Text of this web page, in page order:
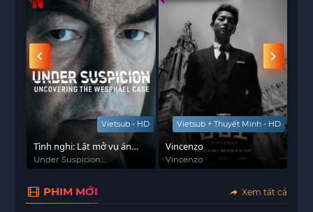
Đỗ Nhược Phỉ nghe lời thầy bói và quyết định
giúp Tuân Trường Hạo sớm tìm thấy tình yêu đích
thực của mình và thoát khỏi đây. Một tai nạn
khiến Đỗ Nhược Phỉ phát hiện ra thân phận thứ
hai của Tuân Trường Hạo. Đỗ Nhược Phỉ đã sử
dụng kiến ​​thức chuyên môn hiện đại của mình
để giúp Tuân Trường Hạo tìm ra sự thật về
nguyên nhân cái chết của anh cả mình.
Vietsub - HD
Tình nghi: Lật mở vụ án
Wesphael
Under Suspicion:
Case
Vietsub + Thuyết Minh - HD
Vincenzo
Vincenzo
PHIM MỚI Xem tất cả